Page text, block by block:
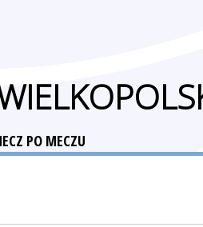
PO MECZU